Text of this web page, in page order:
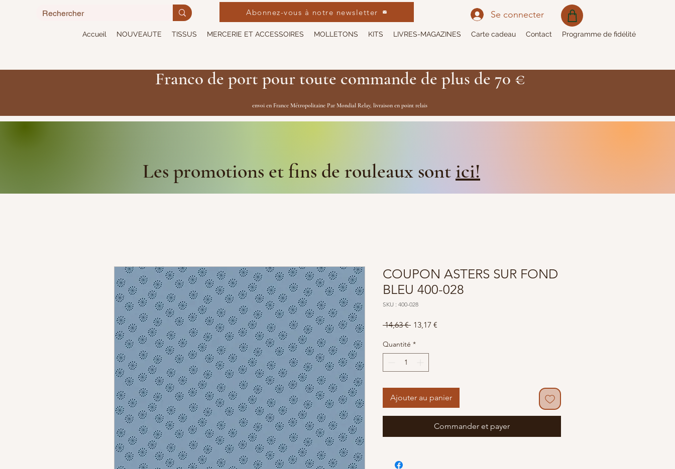
Accueil NOUVEAUTE TISSUS MERCERIE ET ACCESSOIRES MOLLETONS KITS LIVRES-MAGAZINES Carte cadeau Contact Programme de fidélité
Se connecter
Abonnez-vous à notre newsletter
Franco de port pour toute commande de plus de 70 €
envoi en France Métropolitaine Par Mondial Relay, livraison en point relais
Les promotions et fins de rouleaux sont ici!
COUPON ASTERS SUR FOND
BLEU 400-028
SKU : 400-028
14,63 € Prix
13,17 €
Quantité *
Ajouter au panier
Commander et payer